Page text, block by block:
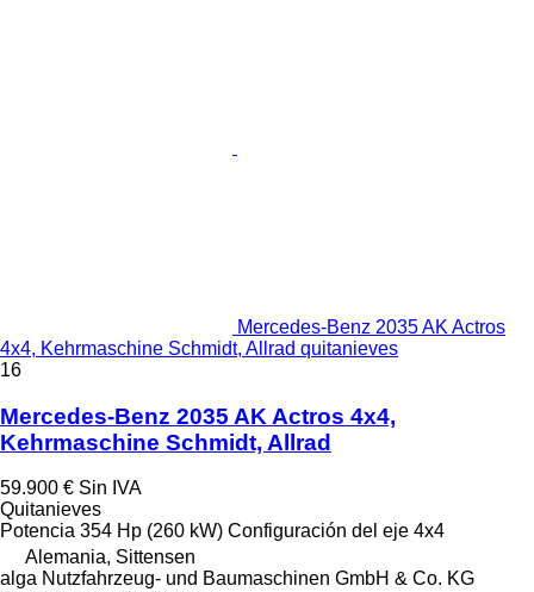
Mercedes-Benz 2035 AK Actros
4x4, Kehrmaschine Schmidt, Allrad quitanieves
16
Mercedes-Benz 2035 AK Actros 4x4,
Kehrmaschine Schmidt, Allrad
59.900 € Sin IVA
Quitanieves
Potencia 354 Hp (260 kW) Configuración del eje 4x4
Alemania, Sittensen
alga Nutzfahrzeug- und Baumaschinen GmbH & Co. KG